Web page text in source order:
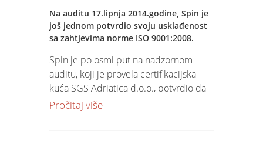
usklađivanje.
U narednom periodu Spin planira sve
migrirati na verziju 8. Dinamiku i
postupak migracije dogovoriti ćemo i
pripremitizajednički.
Na auditu 17.lipnja 2014.godine, Spin je
još jednom potvrdio svoju usklađenost
sa zahtjevima norme ISO 9001:2008.
Spin je po osmi put na nadzornom
auditu, koji je provela certifikacijska
kuća SGS Adriatica d.o.o., potvrdio da
je sustav upravljanja kvalitetom
Pročitaj više